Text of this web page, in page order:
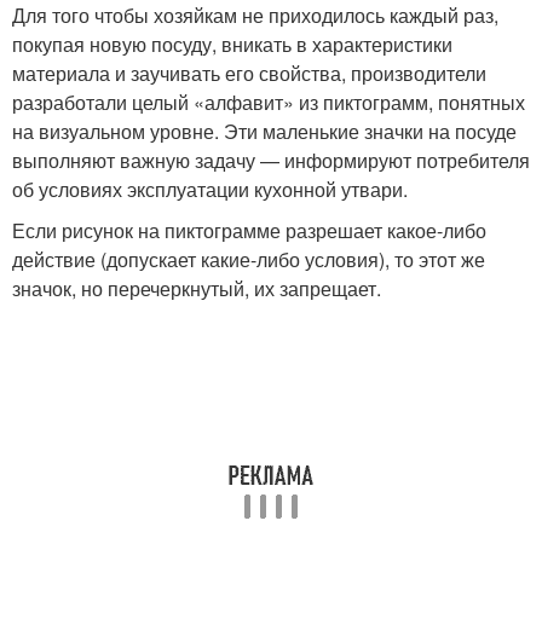
Для того чтобы хозяйкам не приходилось каждый раз,
покупая новую посуду, вникать в характеристики
материала и заучивать его свойства, производители
разработали целый «алфавит» из пиктограмм, понятных
на визуальном уровне. Эти маленькие значки на посуде
выполняют важную задачу — информируют потребителя
об условиях эксплуатации кухонной утвари.
Если рисунок на пиктограмме разрешает какое-либо
действие (допускает какие-либо условия), то этот же
значок, но перечеркнутый, их запрещает.